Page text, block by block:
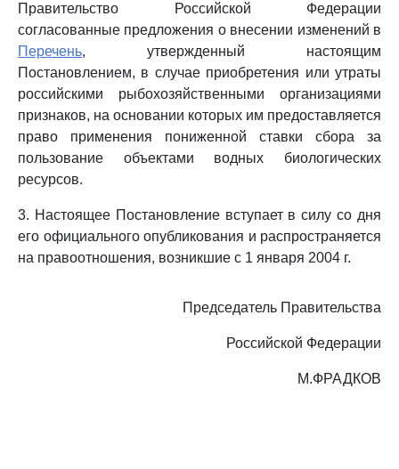
Правительство Российской Федерации
согласованные предложения о внесении изменений в
Перечень, утвержденный настоящим
Постановлением, в случае приобретения или утраты
российскими рыбохозяйственными организациями
признаков, на основании которых им предоставляется
право применения пониженной ставки сбора за
пользование объектами водных биологических
ресурсов.
3. Настоящее Постановление вступает в силу со дня
его официального опубликования и распространяется
на правоотношения, возникшие с 1 января 2004 г.
Председатель Правительства
Российской Федерации
М.ФРАДКОВ